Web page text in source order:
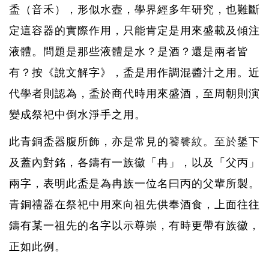
盉（音禾），形似水壺，學界經多年研究，也難斷
定這容器的實際作用，只能肯定是用來盛載及傾注
液體。問題是那些液體是水？是酒？還是兩者皆
有？按《說文解字》，盉是用作調混醬汁之用。近
代學者則認為，盉於商代時用來盛酒，至周朝則演
變成祭祀中倒水淨手之用。
此青銅盉器腹所飾，亦是常見的饕餮紋。至於鋬下
及蓋內對銘，各鑄有一族徽「冉」，以及「父丙」
兩字，表明此盉是為冉族一位名曰丙的父輩所製。
青銅禮器在祭祀中用來向祖先供奉酒食，上面往往
鑄有某一祖先的名字以示尊崇，有時更帶有族徽，
正如此例。